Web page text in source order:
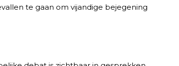
te gaan om vijandige bejegening